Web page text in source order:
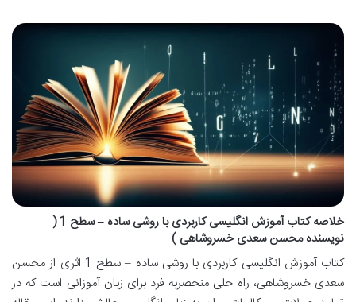
خلاصه کتاب آموزش انگلیسی کاربردی با روشی ساده – سطح 1 (
نویسنده محسن سعدی خسروشاهی )
کتاب آموزش انگلیسی کاربردی با روشی ساده – سطح 1 اثری از محسن
سعدی خسروشاهی، راه حلی منحصربه فرد برای زبان آموزانی است که در